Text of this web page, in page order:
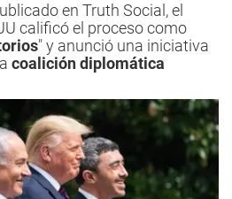
en Truth Social, el
calificó el proceso como
" y anunció una iniciativa
coalición diplomática